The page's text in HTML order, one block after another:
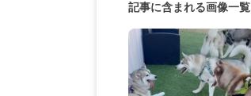
記事に含まれる画像一覧